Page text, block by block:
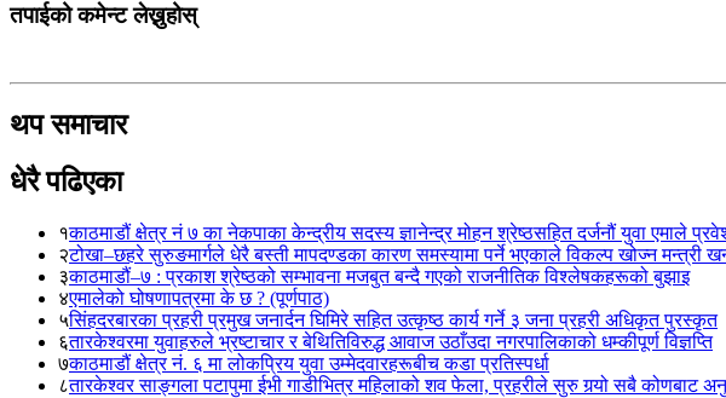
तपाईको कमेन्ट लेख्नुहोस्
थप समाचार
धेरै पढिएका
१काठमाडौं क्षेत्र नं ७ का नेकपाका केन्द्रीय सदस्य ज्ञानेन्द्र मोहन श्रेष्ठसहित दर्जनौं युवा एमाले
२टोखा–छहरे सुरुङमार्गले धेरै बस्ती मापदण्डका कारण समस्यामा पर्ने भएकाले विकल्प खोज्न मन्त्री
३काठमाडौं–७ : प्रकाश श्रेष्ठको सम्भावना मजबुत बन्दै गएको राजनीतिक विश्लेषकहरूको बुझाइ
४एमालेको घोषणापत्रमा के छ ? (पूर्णपाठ)
५सिंहदरबारका प्रहरी प्रमुख जनार्दन घिमिरे सहित उत्कृष्ठ कार्य गर्ने ३ जना प्रहरी अधिकृत पुरस्कृत
६तारकेश्वरमा युवाहरुले भ्रष्टाचार र बेथितिविरुद्ध आवाज उठाँउदा नगरपालिकाको धम्कीपूर्ण विज्ञप्ति
७काठमाडौं क्षेत्र नं. ६ मा लोकप्रिय युवा उम्मेदवारहरूबीच कडा प्रतिस्पर्धा
८तारकेश्वर साङ्गला पटापुमा ईभी गाडीभित्र महिलाको शव फेला, प्रहरीले सुरु गर्‍यो सबै कोणबाट